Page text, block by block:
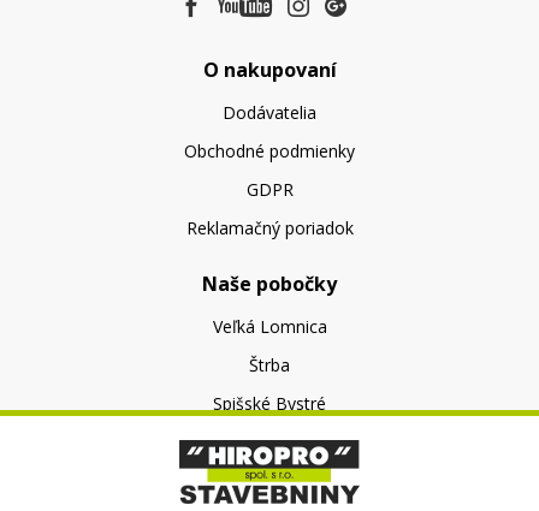
O nakupovaní
Dodávatelia
Obchodné podmienky
GDPR
Reklamačný poriadok
Naše pobočky
Veľká Lomnica
Štrba
Spišské Bystré
O nás
O spoločnosti